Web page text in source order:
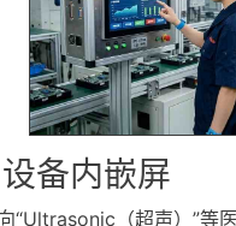
备内嵌屏
（超声）”等